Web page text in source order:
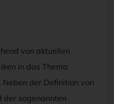
von aktuellen
in das Thema
der Definition von
der sogenannten